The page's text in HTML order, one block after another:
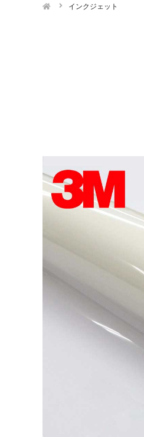
インクジェット